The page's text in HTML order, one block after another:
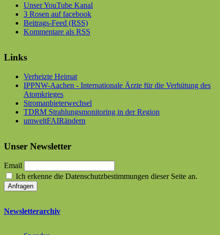
Unser YouTube Kanal
3 Rosen auf facebook
Beitrags-Feed (RSS)
Kommentare als RSS
Links
Verheizte Heimat
IPPNW-Aachen - Internationale Ärzte für die Verhütung des
Atomkrieges
Stromanbieterwechsel
TDRM Strahlungsmonitoring in der Region
umweltFAIRändern
Unser Newsletter
Email
Ich erkenne die Datenschutzbestimmungen dieser Seite an.
Newsletterarchiv